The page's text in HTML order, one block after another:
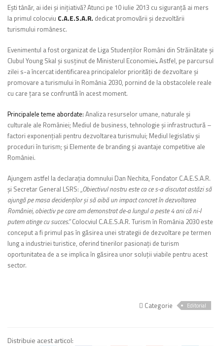
Eşti tânăr, ai idei şi iniţiativă? Atunci pe 10 iulie 2013 cu siguranţă ai mers
la primul colocviu C.A.E.S.A.R. dedicat promovării și dezvoltării
turismului românesc.
Evenimentul a fost organizat de Liga Studenților Români din Străinătate și
Clubul Young Skal şi susţinut de Ministerul Economiei. Astfel, pe parcursul
zilei s-a încercat identificarea principalelor priorități de dezvoltare și
promovare a turismului în România 2030, pornind de la obstacolele reale
cu care ţara se confruntă în acest moment.
Principalele teme abordate: Analiza resurselor umane, naturale și
culturale ale României; Mediul de business, tehnologie și infrastructură –
factori exponențiali pentru dezvoltarea turismului; Mediul legislativ și
proceduri în turism; și Elemente de branding și avantaje competitive ale
României.
Ajungem astfel la declaraţia domnului Dan Nechita, Fondator C.A.E.S.A.R.
și Secretar General LSRS: „Obiectivul nostru este ca ce s-a discutat astăzi să
ajungă pe masa decidenților și să aibă un impact concret în dezvoltarea
României, obiectiv pe care am demonstrat de-a lungul a peste 4 ani că ni-l
putem atinge cu succes.”Colocviul C.A.E.S.A.R. Turism în România 2030 este
conceput a fi primul pas în găsirea unei strategii de dezvoltare pe termen
lung a industriei turistice, oferind tinerilor pasionați de turism
oportunitatea de a se implica în găsirea unor soluţii viabile pentru acest
sector.
Categorie Editorial
Distribuie acest articol: